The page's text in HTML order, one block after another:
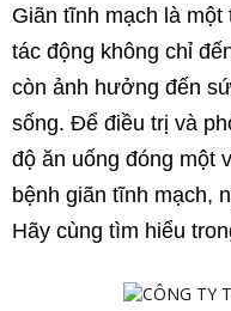
Giãn tĩnh mạch là
tác động không chỉ
còn ảnh hưởng đến
sống. Để điều trị và
độ ăn uống đóng một
bệnh giãn tĩnh mạch,
Hãy cùng tìm hiểu